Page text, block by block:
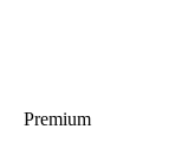
Premium